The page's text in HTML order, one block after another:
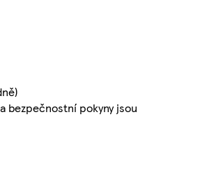
bezpečnostní pokyny jsou